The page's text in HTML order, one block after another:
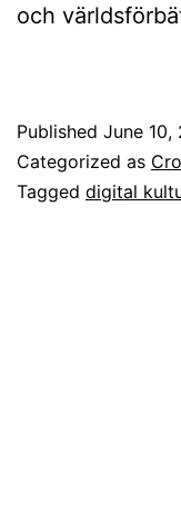
och
Published June 10,
Categorized as
Tagged digital